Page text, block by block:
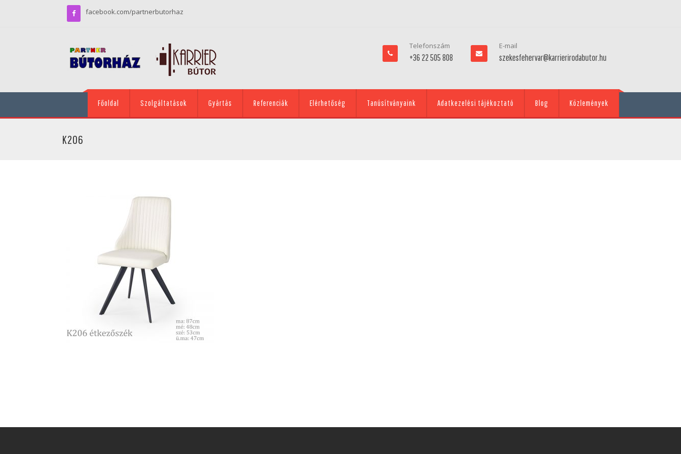
facebook.com/partnerbutorhaz
Telefonszám
+36 22 505 808
E-mail
szekesfehervar@karrierirodabutor.hu
Főoldal Szolgáltatások Gyártás Referenciák Elérhetőség Tanúsítványaink Adatkezelési tájékoztató Blog Közlemények
K206